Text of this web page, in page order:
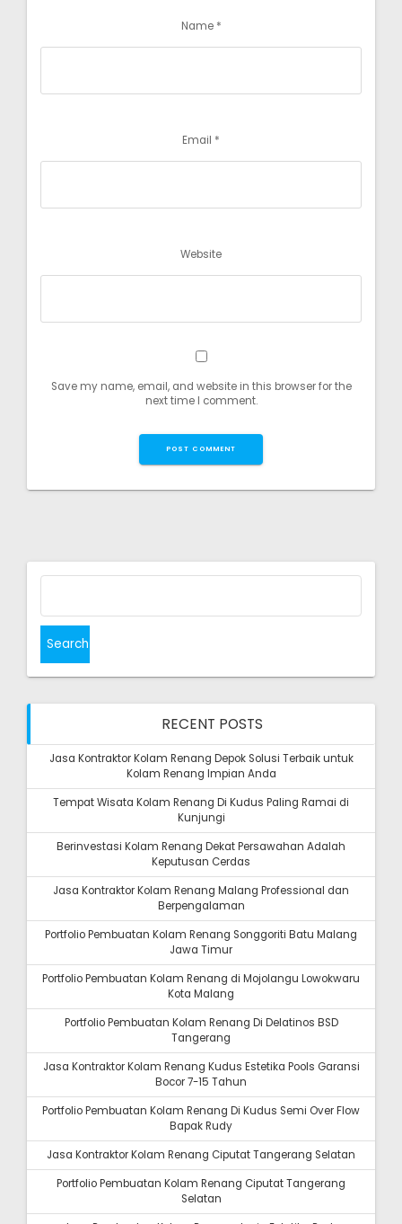
Name *
Email *
Website
Save my name, email, and website in this browser for the
next time I comment.
Search
RECENT POSTS
Jasa Kontraktor Kolam Renang Depok Solusi Terbaik untuk
Kolam Renang Impian Anda
Tempat Wisata Kolam Renang Di Kudus Paling Ramai di
Kunjungi
Berinvestasi Kolam Renang Dekat Persawahan Adalah
Keputusan Cerdas
Jasa Kontraktor Kolam Renang Malang Professional dan
Berpengalaman
Portfolio Pembuatan Kolam Renang Songgoriti Batu Malang
Jawa Timur
Portfolio Pembuatan Kolam Renang di Mojolangu Lowokwaru
Kota Malang
Portfolio Pembuatan Kolam Renang Di Delatinos BSD
Tangerang
Jasa Kontraktor Kolam Renang Kudus Estetika Pools Garansi
Bocor 7-15 Tahun
Portfolio Pembuatan Kolam Renang Di Kudus Semi Over Flow
Bapak Rudy
Jasa Kontraktor Kolam Renang Ciputat Tangerang Selatan
Portfolio Pembuatan Kolam Renang Ciputat Tangerang
Selatan